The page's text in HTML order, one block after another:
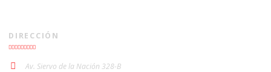
DIRECCIÓN
Av. Siervo de la Nación 328-B